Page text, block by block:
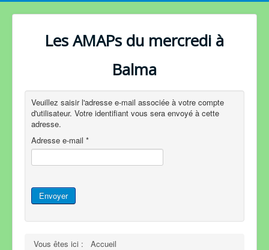
Les AMAPs du mercredi à
Balma
Veuillez saisir l'adresse e-mail associée à votre compte
d'utilisateur. Votre identifiant vous sera envoyé à cette
adresse.
Adresse e-mail *
Envoyer
Vous êtes ici : Accueil